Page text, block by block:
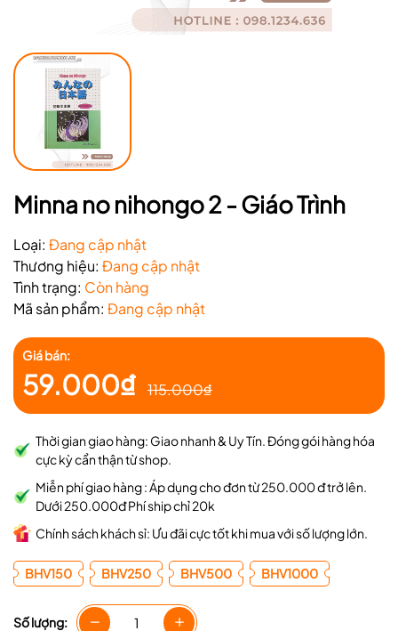
Minna no nihongo 2 - Giáo Trình
Loại: Đang cập nhật
Thương hiệu: Đang cập nhật
Tình trạng: Còn hàng
Mã sản phẩm: Đang cập nhật
Giá bán:
59.000₫ 115.000₫
Thời gian giao hàng: Giao nhanh & Uy Tín. Đóng gói hàng hóa
cực kỳ cẩn thận từ shop.
Miễn phí giao hàng : Áp dụng cho đơn từ 250.000 đ trở lên.
Dưới 250.000đ Phí ship chỉ 20k
Chính sách khách sỉ: Ưu đãi cực tốt khi mua với số lượng lớn.
BHV150 BHV250 BHV500 BHV1000
Số lượng: